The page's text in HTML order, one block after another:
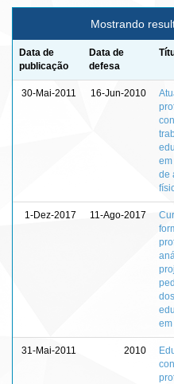
Mostrando
Data de
publicação
Data de
defesa
30-Mai-2011 16-Jun-2010
de
1-Dez-2017 11-Ago-2017
31-Mai-2011 2010